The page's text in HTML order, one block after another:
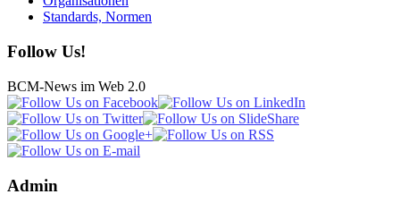
Standards, Normen
Follow Us!
BCM-News im Web 2.0
Admin